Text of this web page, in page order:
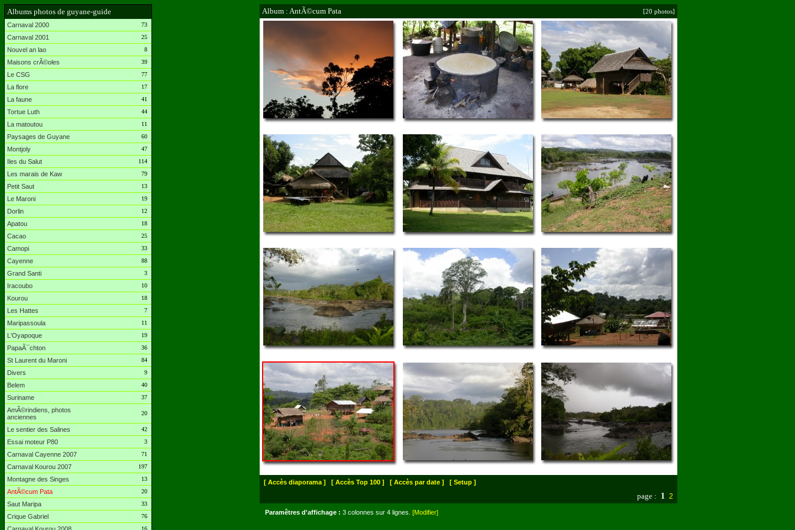
Albums photos de guyane-guide
Carnaval 2000 73
Carnaval 2001 25
Nouvel an lao 8
Maisons crÃ©oles 39
Le CSG 77
La flore 17
La faune 41
Tortue Luth 44
La matoutou 11
Paysages de Guyane 60
Montjoly 47
Iles du Salut 114
Les marais de Kaw 79
Petit Saut 13
Le Maroni 19
Dorlin 12
Apatou 18
Cacao 25
Camopi 33
Cayenne 88
Grand Santi 3
Iracoubo 10
Kourou 18
Les Hattes 7
Maripassoula 11
L'Oyapoque 19
PapaÃ¯chton 36
St Laurent du Maroni 84
Divers 9
Belem 40
Suriname 37
AmÃ©rindiens, photos
anciennes
20
Le sentier des Salines 42
Essai moteur P80 3
Carnaval Cayenne 2007 71
Carnaval Kourou 2007 197
Montagne des Singes 13
AntÃ©cum Pata 20
Saut Maripa 33
Crique Gabriel 76
16
Album : AntÃ©cum Pata [20 photos]
[ Accès diaporama ] [ Accès Top 100 ] [ Accès par date ] [ Setup ]
page : 1 2
Paramêtres d'affichage : 3 colonnes sur 4 lignes. [Modifier]